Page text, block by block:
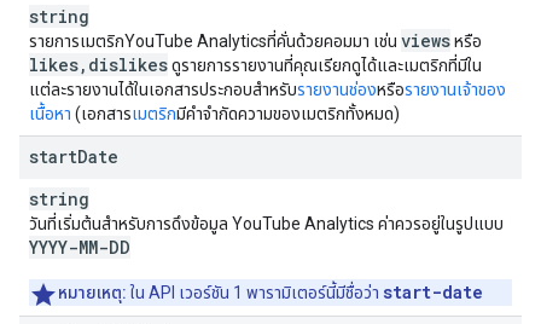
string
รายการเมตริกYouTube Analyticsที่คั่นด้วยคอมมา เช่น viewsหรือ
likes, dislikesดูรายการรายงานที่คุณเรียกดูได้และเมตริกที่มีใน
แต่ละรายงานได้ในเอกสารประกอบสำหรับรายงานช่องหรือรายงานเจ้าของ
เนื้อหา (เอกสารเมตริกมีคำจำกัดความของเมตริกทั้งหมด)
startDate
string
วันที่เริ่มต้นสำหรับการดึงข้อมูล YouTube Analytics ค่าควรอยู่ในรูปแบบ
YYYY-MM-DD
หมายเหตุ: ใน API เวอร์ชัน 1 พารามิเตอร์นี้มีชื่อว่า start-date